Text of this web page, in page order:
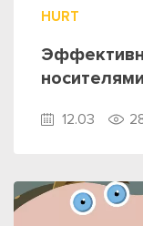
HURT
12.03